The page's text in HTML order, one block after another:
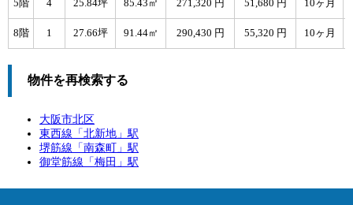
5階 4 25.84坪 85.43㎡ 271,320 円 51,680 円 10ヶ月
8階 1 27.66坪 91.44㎡ 290,430 円 55,320 円 10ヶ月
物件を再検索する
大阪市北区
東西線「北新地 」駅
堺筋線「南森町 」駅
御堂筋線「梅田 」駅